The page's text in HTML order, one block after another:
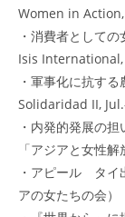
Women in Action,
・消費者としての
Isis International,
・軍事化に抗する
Solidaridad II,
・内発的発展の
「アジアと女性
・アピール タイ
アの女たちの会）